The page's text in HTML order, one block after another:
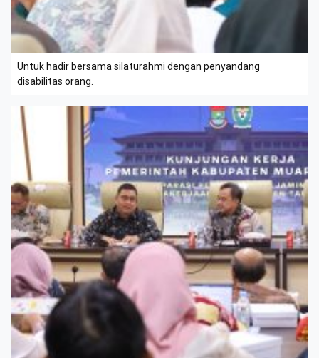
Untuk hadir bersama silaturahmi dengan penyandang
disabilitas orang.